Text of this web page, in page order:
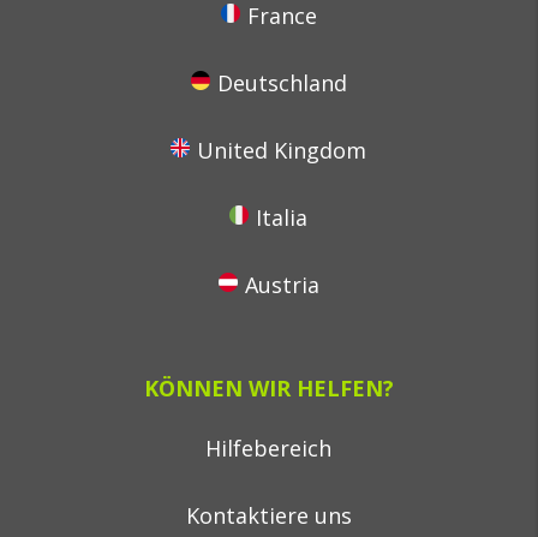
France
Deutschland
United Kingdom
Italia
Austria
KÖNNEN WIR HELFEN?
Hilfebereich
Kontaktiere uns